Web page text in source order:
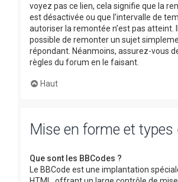
voyez pas ce lien, cela signifie que la
est désactivée ou que l’intervalle de
autoriser la remontée n’est pas atteint.
possible de remonter un sujet
répondant. Néanmoins, assurez-vous
règles du forum en le faisant.
Haut
Mise en forme et types
Que sont les BBCodes ?
Le BBCode est une implantation